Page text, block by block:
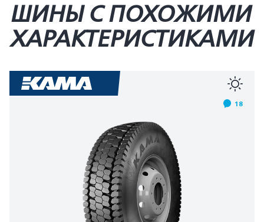
ШИНЫ С ПОХОЖИМИ
ХАРАКТЕРИСТИКАМИ
18